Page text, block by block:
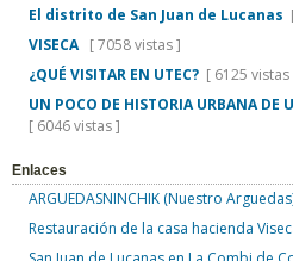
El distrito de San Juan de Lucanas
VISECA [ 7058 vistas ]
¿QUÉ VISITAR EN UTEC? [ 6125 vistas
UN POCO DE HISTORIA URBANA DE
[ 6046 vistas ]
Enlaces
ARGUEDASNINCHIK (Nuestro
Restauración de la casa hacienda